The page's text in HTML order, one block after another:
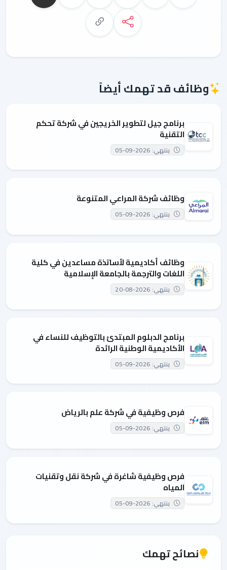
وظائف قد تهمك أيضاً
برنامج جيل لتطوير الخريجين في شركة تحكم
التقنية
ينتهي: 2026-09-05
وظائف شركة المراعي المتنوعة
ينتهي: 2026-09-05
وظائف أكاديمية لأساتذة مساعدين في كلية
اللغات والترجمة بالجامعة الإسلامية
ينتهي: 2026-08-20
برنامج الدبلوم المبتدئ بالتوظيف للنساء في
الأكاديمية الوطنية الرائدة
ينتهي: 2026-09-05
فرص وظيفية في شركة علم بالرياض
ينتهي: 2026-09-05
فرص وظيفية شاغرة في شركة نقل وتقنيات
المياه
ينتهي: 2026-09-05
نصائح تهمك